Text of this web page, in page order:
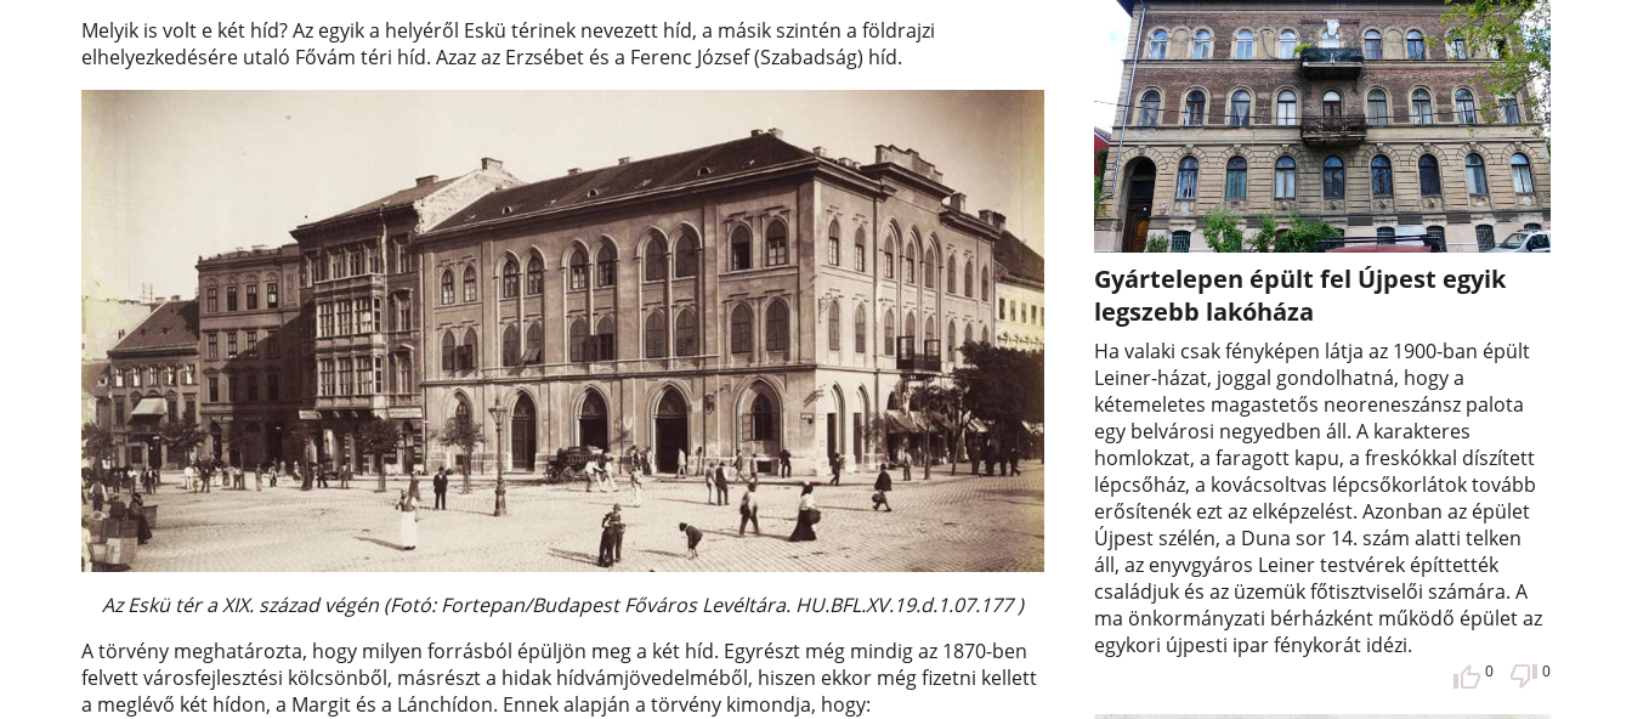
Melyik is volt e két híd? Az egyik a helyéről Eskü térinek nevezett híd, a másik szintén a földrajzi
elhelyezkedésére utaló Fővám téri híd. Azaz az Erzsébet és a Ferenc József (Szabadság) híd.
Az Eskü tér a XIX. század végén (Fotó: Fortepan/Budapest Főváros Levéltára. HU.BFL.XV.19.d.1.07.177 )
A törvény meghatározta, hogy milyen forrásból épüljön meg a két híd. Egyrészt még mindig az 1870-ben
felvett városfejlesztési kölcsönből, másrészt a hidak hídvámjövedelméből, hiszen ekkor még fizetni kellett
a meglévő két hídon, a Margit és a Lánchídon. Ennek alapján a törvény kimondja, hogy:
Gyártelepen épült fel Újpest egyik
legszebb lakóháza
Ha valaki csak fényképen látja az 1900-ban épült
Leiner-házat, joggal gondolhatná, hogy a
kétemeletes magastetős neoreneszánsz palota
egy belvárosi negyedben áll. A karakteres
homlokzat, a faragott kapu, a freskókkal díszített
lépcsőház, a kovácsoltvas lépcsőkorlátok tovább
erősítenék ezt az elképzelést. Azonban az épület
Újpest szélén, a Duna sor 14. szám alatti telken
áll, az enyvgyáros Leiner testvérek építtették
családjuk és az üzemük főtisztviselői számára. A
ma önkormányzati bérházként működő épület az
egykori újpesti ipar fénykorát idézi.
0 0